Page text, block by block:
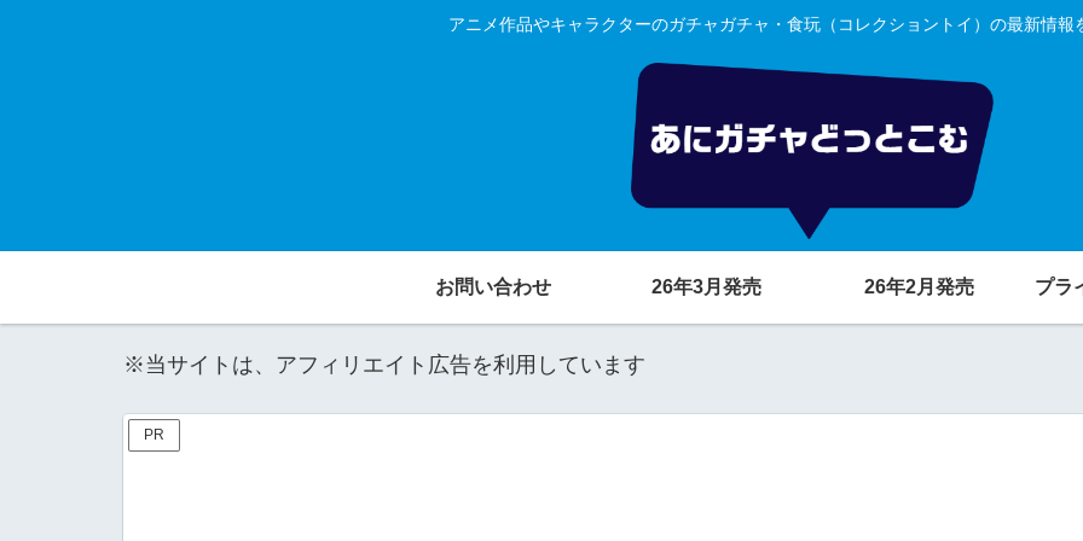
アニメ作品やキャラクターのガチャガチャ・食玩（コレクショントイ）の最新情報
お問い合わせ 26年3月発売 26年2月発売 プラ
※当サイトは、アフィリエイト広告を利用しています
PR